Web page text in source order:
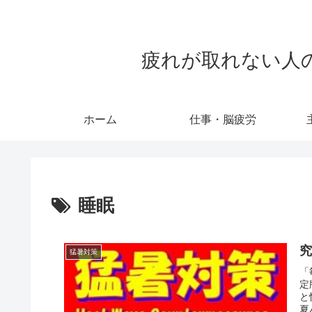
疲れが取れない人
ホーム 仕事・脳疲労
睡眠
猛暑対策
定
夏